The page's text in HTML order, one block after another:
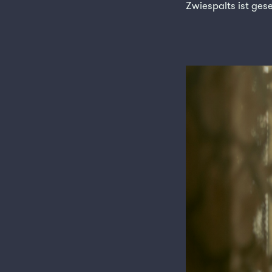
Zwiespalts ist